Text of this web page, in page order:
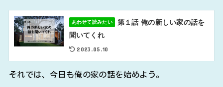
あわせて読みたい
第１話 俺の新しい家の話を
聞いてくれ
2023.05.10
それでは、今日も俺の家の話を始めよう。